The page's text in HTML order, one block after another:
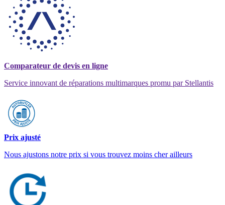
Comparateur de devis en ligne
Service innovant de réparations multimarques promu par Stellantis
Prix ajusté
Nous ajustons notre prix si vous trouvez moins cher ailleurs